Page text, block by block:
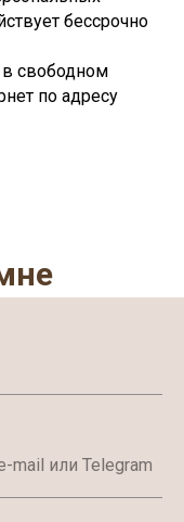
бессрочно
в свободном
по адресу